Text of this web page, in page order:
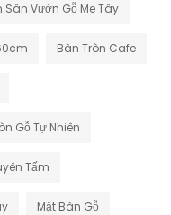
Sân Vườn Gỗ Me Tây
Bàn Tròn Cafe
Gỗ Tự Nhiên
Tấm
Mặt Bàn Gỗ